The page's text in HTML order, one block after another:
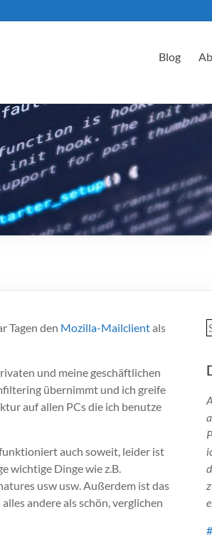
Blog
Tagen den Mozilla-Mailclientals
und meine geschäftlichen
übernimmt und ich greife
auf allen PCs die ich benutze
auch soweit, leider ist
wichtige Dinge wie z.B.
usw usw. Außerdem ist das
andere als schön, verglichen